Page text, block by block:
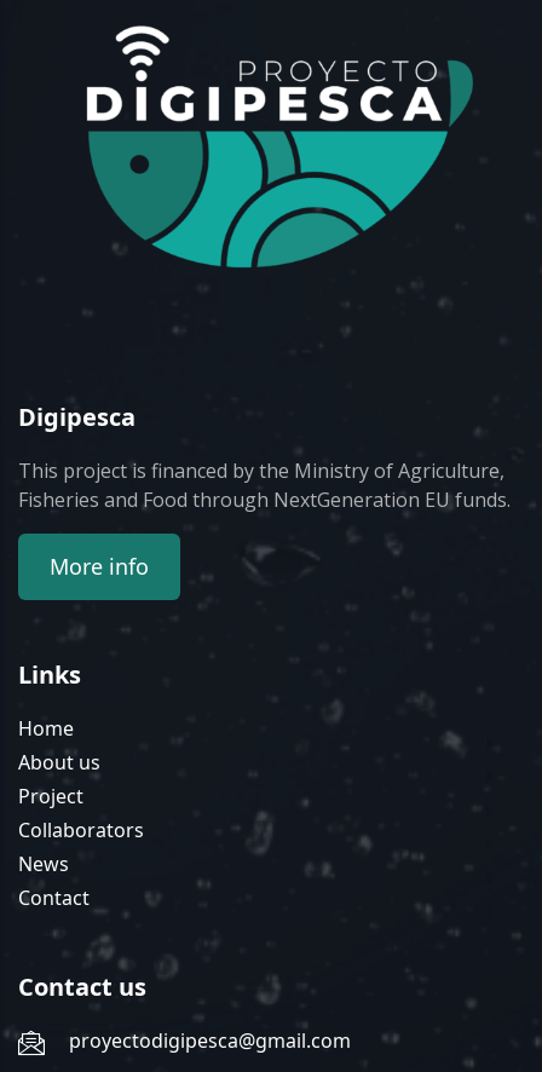
Digipesca
This project is financed by the Ministry of Agriculture,
Fisheries and Food through NextGeneration EU funds.
More info
Links
Home
About us
Project
Collaborators
News
Contact
Contact us
proyectodigipesca@gmail.com